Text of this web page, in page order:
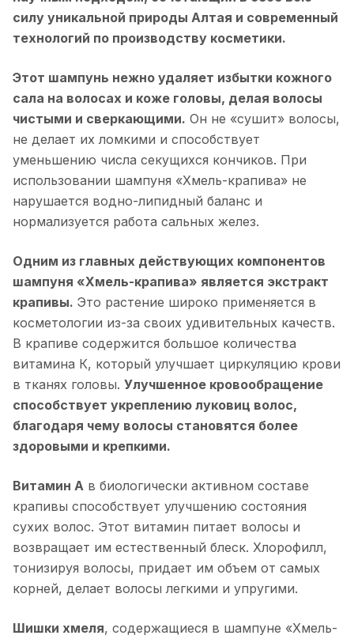
силу уникальной природы Алтая и современный
технологий по производству косметики.
Этот шампунь нежно удаляет избытки кожного
сала на волосах и коже головы, делая волосы
чистыми и сверкающими. Он не «сушит» волосы,
не делает их ломкими и способствует
уменьшению числа секущихся кончиков. При
использовании шампуня «Хмель-крапива» не
нарушается водно-липидный баланс и
нормализуется работа сальных желез.
Одним из главных действующих компонентов
шампуня «Хмель-крапива» является экстракт
крапивы. Это растение широко применяется в
косметологии из-за своих удивительных качеств.
В крапиве содержится большое количества
витамина К, который улучшает циркуляцию крови
в тканях головы. Улучшенное кровообращение
способствует укреплению луковиц волос,
благодаря чему волосы становятся более
здоровыми и крепкими.
Витамин А в биологически активном составе
крапивы способствует улучшению состояния
сухих волос. Этот витамин питает волосы и
возвращает им естественный блеск. Хлорофилл,
тонизируя волосы, придает им объем от самых
корней, делает волосы легкими и упругими.
Шишки хмеля, содержащиеся в шампуне «Хмель-